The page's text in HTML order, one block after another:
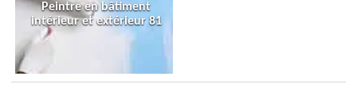
Peintre en bâtiment
intérieur et extérieur 81